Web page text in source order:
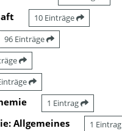
10 Einträge
96 Einträge
1 Eintrag
Allgemeines 1 Eintrag